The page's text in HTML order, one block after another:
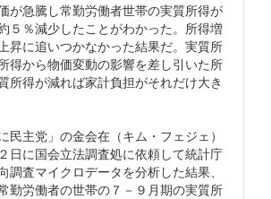
が急騰し常勤労働者世帯の実質所得が
５％減少したことがわかった。所得増
昇に追いつかなかった結果だ。実質所
得から物価変動の影響を差し引いた所
所得が減れば家計負担がそれだけ大き
民主党」の金会在（キム・フェジェ）
日に国会立法調査処に依頼して統計庁
調査マイクロデータを分析した結果、
勤労働者の世帯の７－９月期の実質所